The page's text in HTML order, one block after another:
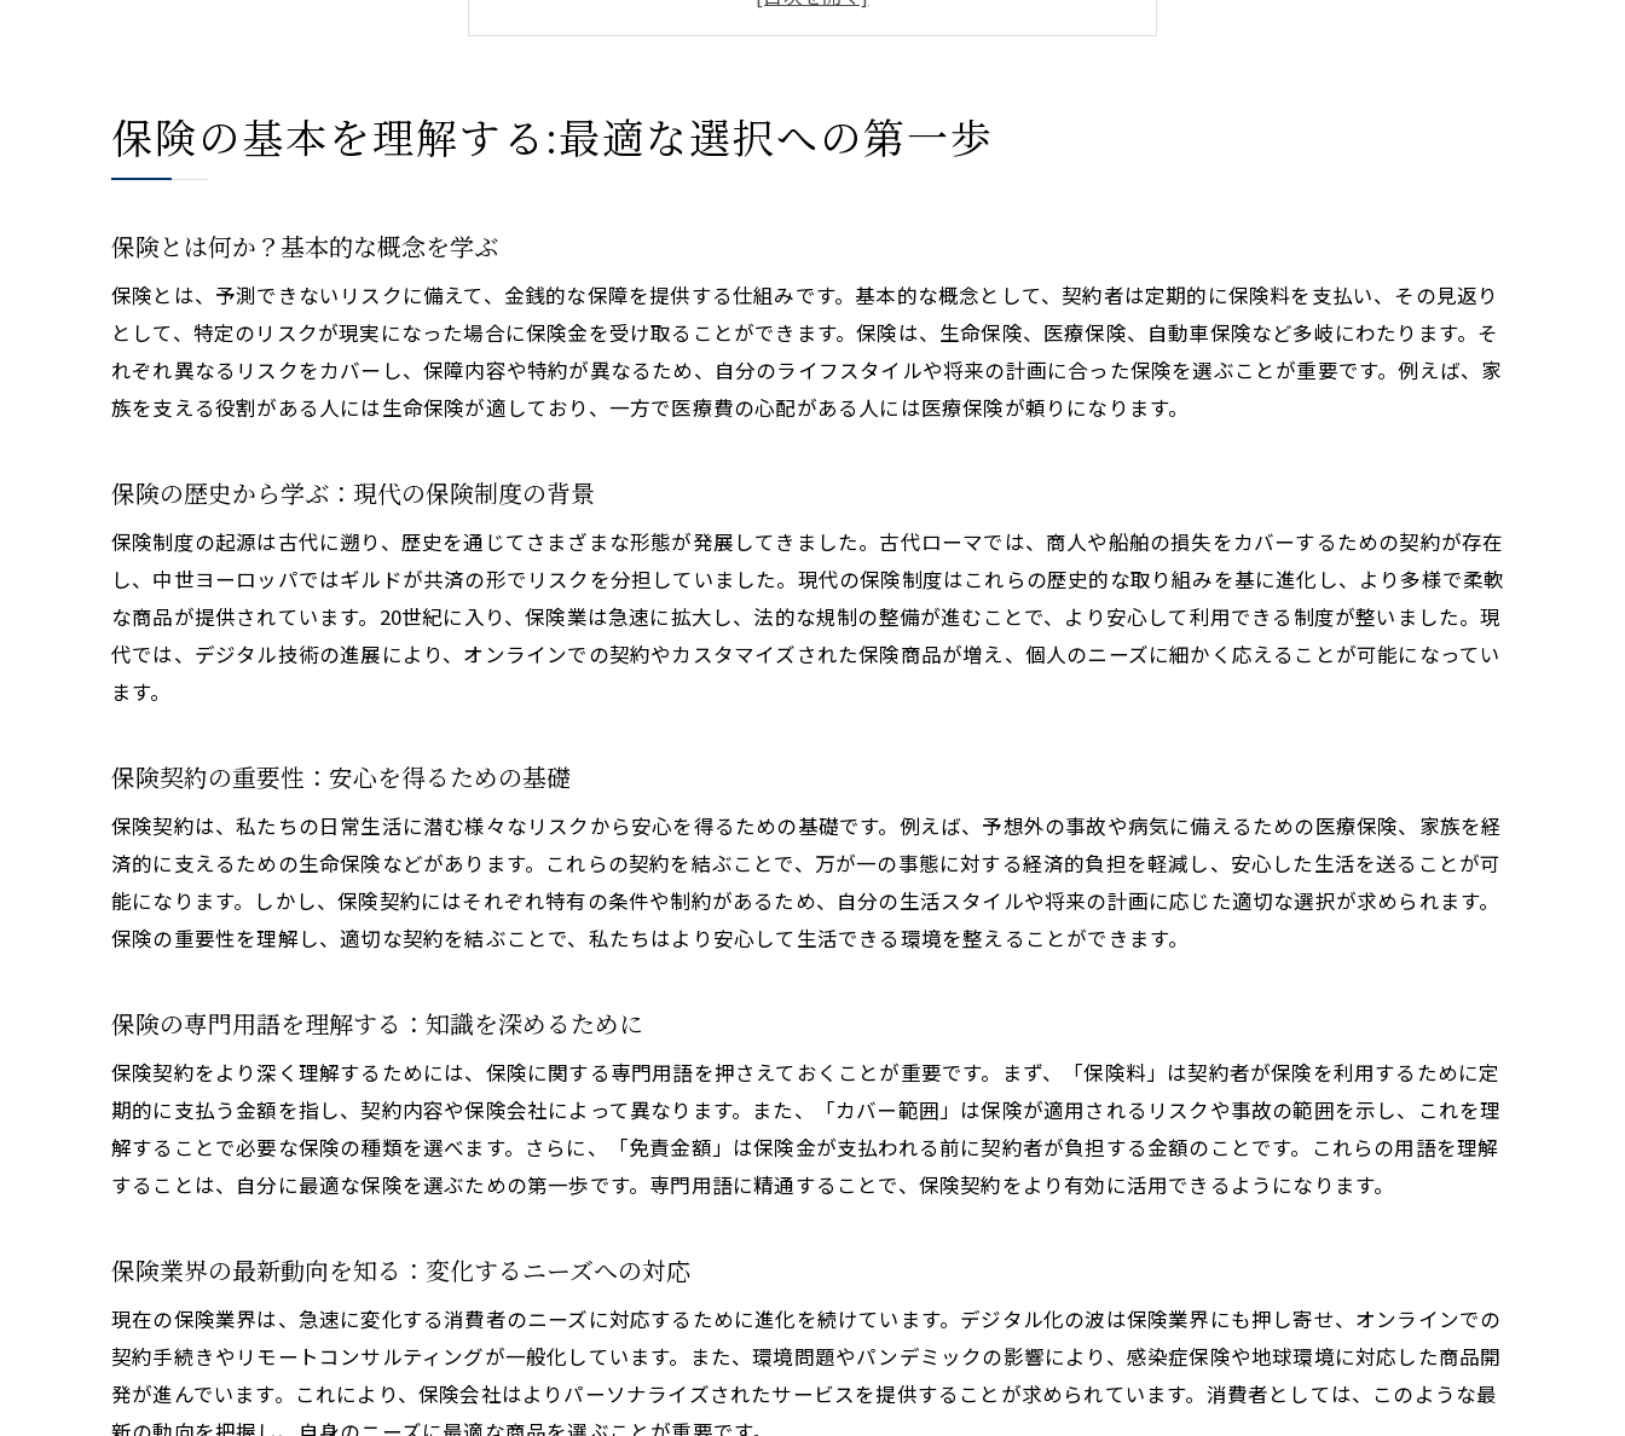
保険の専門用語を理解する：知識を深めるために
保険選びの初期ステップ：自己分析から始める
ライフスタイルに合った保険の見極め方
趣味と保険：ライフスタイルに合った保障選び
年齢別に考える保険の必要性：ライフステージに応じて
地域による保険ニーズの違い：居住地がもたらす影響
環境変化と保険：気候や災害への備え
生命保険の種類：家族を守る保障を知る
医療保険のカバー範囲：健康をサポートする選択肢
自動車保険の特長：事故時の安心を確保
住宅保険と火災保険：財産を守るための選択
旅行保険の活用法：安心して楽しむための備え
掛け金と補償内容のバランスを考える
保険料を抑えるための工夫：節約のポイント
保険見直しのタイミング：無駄を省くために
ライフプランニングと保険：将来設計に基づく選択
将来のリスクに備える：予測できる不安への対応
老後を見据えた保険：人生の終盤に必要な保障
ライフイベントごとの保険の見直し：変化に応じた対応
生命保険と医療保険を比較:あなたに合ったプランはどれか
生命保険の選び方：重要なポイントをチェック
医療保険の選択基準：健康状態を考慮した選び方
保険の基本を理解する:最適な選択への第一歩
保険とは何か？基本的な概念を学ぶ
保険とは、予測できないリスクに備えて、金銭的な保障を提供する仕組みです。基本的な概念として、契約者は定期的に保険料を支払い、その見返り
として、特定のリスクが現実になった場合に保険金を受け取ることができます。保険は、生命保険、医療保険、自動車保険など多岐にわたります。そ
れぞれ異なるリスクをカバーし、保障内容や特約が異なるため、自分のライフスタイルや将来の計画に合った保険を選ぶことが重要です。例えば、家
族を支える役割がある人には生命保険が適しており、一方で医療費の心配がある人には医療保険が頼りになります。
保険の歴史から学ぶ：現代の保険制度の背景
保険制度の起源は古代に遡り、歴史を通じてさまざまな形態が発展してきました。古代ローマでは、商人や船舶の損失をカバーするための契約が存在
し、中世ヨーロッパではギルドが共済の形でリスクを分担していました。現代の保険制度はこれらの歴史的な取り組みを基に進化し、より多様で柔軟
な商品が提供されています。20世紀に入り、保険業は急速に拡大し、法的な規制の整備が進むことで、より安心して利用できる制度が整いました。現
代では、デジタル技術の進展により、オンラインでの契約やカスタマイズされた保険商品が増え、個人のニーズに細かく応えることが可能になってい
ます。
保険契約の重要性：安心を得るための基礎
保険契約は、私たちの日常生活に潜む様々なリスクから安心を得るための基礎です。例えば、予想外の事故や病気に備えるための医療保険、家族を経
済的に支えるための生命保険などがあります。これらの契約を結ぶことで、万が一の事態に対する経済的負担を軽減し、安心した生活を送ることが可
能になります。しかし、保険契約にはそれぞれ特有の条件や制約があるため、自分の生活スタイルや将来の計画に応じた適切な選択が求められます。
保険の重要性を理解し、適切な契約を結ぶことで、私たちはより安心して生活できる環境を整えることができます。
保険の専門用語を理解する：知識を深めるために
保険契約をより深く理解するためには、保険に関する専門用語を押さえておくことが重要です。まず、「保険料」は契約者が保険を利用するために定
期的に支払う金額を指し、契約内容や保険会社によって異なります。また、「カバー範囲」は保険が適用されるリスクや事故の範囲を示し、これを理
解することで必要な保険の種類を選べます。さらに、「免責金額」は保険金が支払われる前に契約者が負担する金額のことです。これらの用語を理解
することは、自分に最適な保険を選ぶための第一歩です。専門用語に精通することで、保険契約をより有効に活用できるようになります。
保険業界の最新動向を知る：変化するニーズへの対応
現在の保険業界は、急速に変化する消費者のニーズに対応するために進化を続けています。デジタル化の波は保険業界にも押し寄せ、オンラインでの
契約手続きやリモートコンサルティングが一般化しています。また、環境問題やパンデミックの影響により、感染症保険や地球環境に対応した商品開
発が進んでいます。これにより、保険会社はよりパーソナライズされたサービスを提供することが求められています。消費者としては、このような最